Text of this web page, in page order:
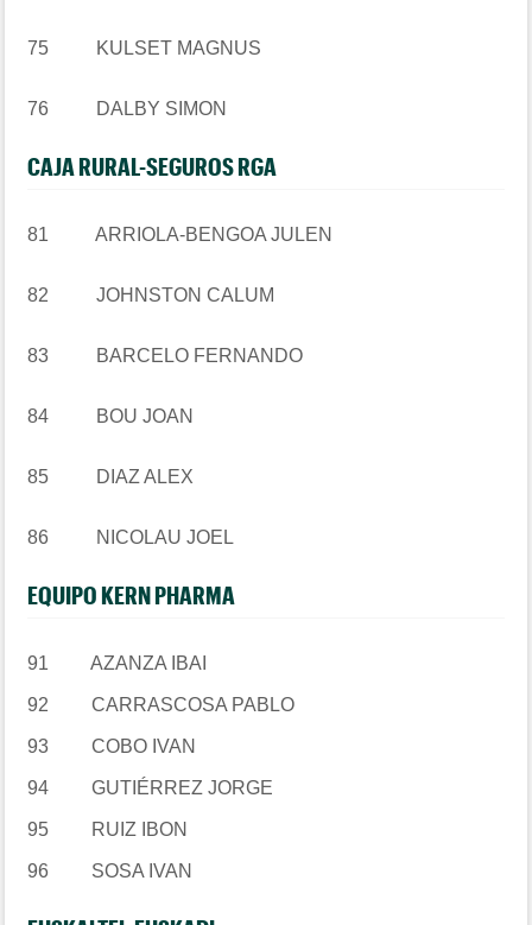
75 KULSET MAGNUS
76 DALBY SIMON
CAJA RURAL-SEGUROS RGA
81 ARRIOLA-BENGOA JULEN
82 JOHNSTON CALUM
83 BARCELO FERNANDO
84 BOU JOAN
85 DIAZ ALEX
86 NICOLAU JOEL
EQUIPO KERN PHARMA
91 AZANZA IBAI
92CARRASCOSA PABLO
93 COBO IVAN
94GUTIÉRREZ JORGE
95 RUIZ IBON
96 SOSA IVAN